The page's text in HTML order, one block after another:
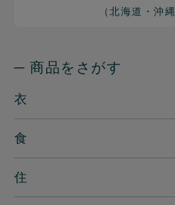
（北海道・沖
─ 商品をさがす
衣
食
住